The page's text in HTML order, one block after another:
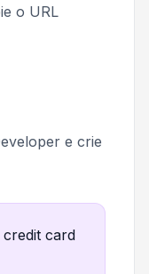
o URL
e crie
credit card